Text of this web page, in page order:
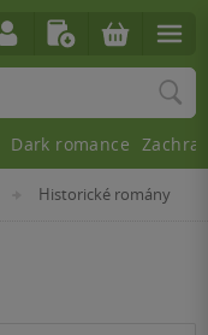
»Historické romány
Dark romance